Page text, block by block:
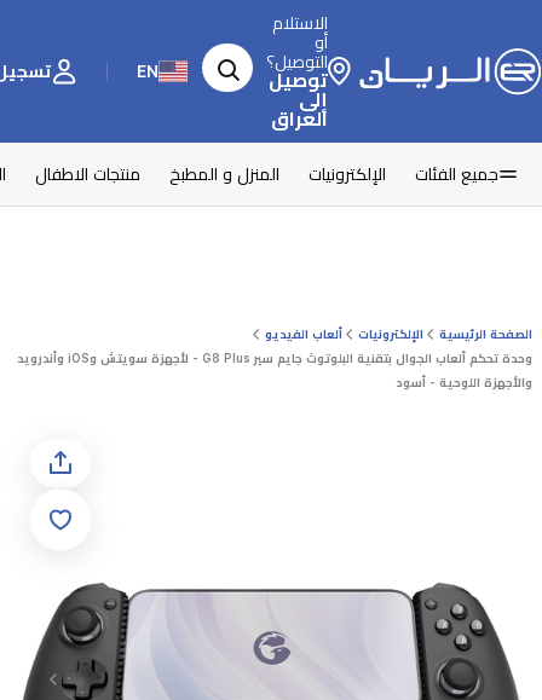
الاستلام
أو
التوصيل؟
توصيل
إلى
العراق
EN تسجيل
جميع الفئات الإلكترونيات المنزل و المطبخ منتجات الاطفال
الصفحة الرئيسية الإلكترونيات
ألعاب الفيديو
وحدة تحكم ألعاب الجوال بتقنية البلوتوث جايم سير G8 Plus - لأجهزة سويتش وiOS وأندرويد
والأجهزة اللوحية - أسود